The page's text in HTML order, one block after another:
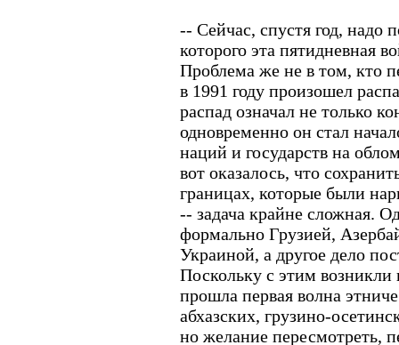
-- Сейчас, спустя год, надо
которого эта пятидневная
Проблема же не в том, кто
в 1991 году произошел
распад означал не только
одновременно он стал
наций и государств на
вот оказалось, что
границах, которые были
-- задача крайне сложная.
формально Грузией,
Украиной, а другое дело
Поскольку с этим
прошла первая волна
абхазских, грузино-
но желание пересмотреть,